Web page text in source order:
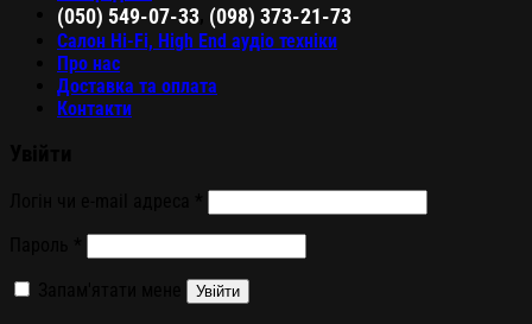
(050) 549-07-33 (098) 373-21-73
Салон Hi-Fi, High End аудіо техніки
Про нас
Доставка та оплата
Контакти
Увійти